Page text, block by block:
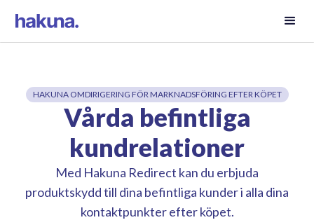
HAKUNA OMDIRIGERING FÖR MARKNADSFÖRING EFTER KÖPET
Vårda befintliga
kundrelationer
Med Hakuna Redirect kan du erbjuda
produktskydd till dina befintliga kunder i alla dina
kontaktpunkter efter köpet.